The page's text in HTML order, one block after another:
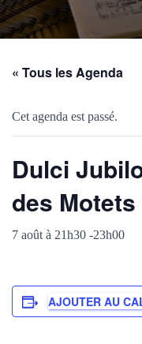
« Tous les Agenda
Cet agenda est passé.
Dulci
des
7 août à 21h30 -23h00
AJOUTER AU